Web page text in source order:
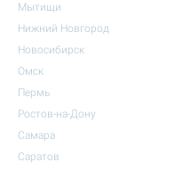
Мытищи
Нижний Новгород
Новосибирск
Омск
Пермь
Ростов-на-Дону
Самара
Саратов